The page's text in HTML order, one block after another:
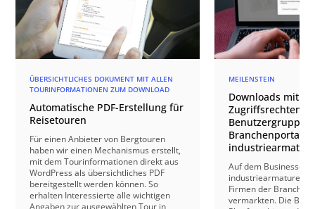
ÜBERSICHTLICHES DOKUMENT MIT ALLEN
TOURINFORMATIONEN ZUM DOWNLOAD
Automatische PDF-Erstellung für
Reisetouren
Für einen Anbieter von Bergtouren
haben wir einen Mechanismus erstellt,
mit dem Tourinformationen direkt aus
WordPress als übersichtliches PDF
bereitgestellt werden können. So
erhalten Interessierte alle wichtigen
MEILENSTEIN
Downloads mit
Zugriffsrechten
Branchenportal
Auf dem Business-
Firmen der Branche
vermarkten. Die